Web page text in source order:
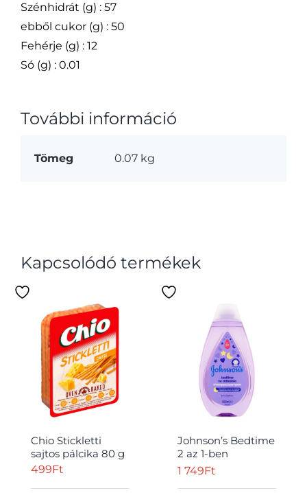
Szénhidrát (g) : 57
ebből cukor (g) : 50
Fehérje (g) : 12
Só (g) : 0.01
További információ
Tömeg 0.07 kg
Kapcsolódó termékek
Chio Stickletti
sajtos pálcika 80 g
499Ft
Johnson’s Bedtime
2 az 1-ben
babasampon és
1 749Ft